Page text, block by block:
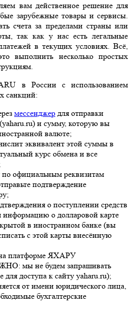
вам действенное решение для
зарубежные товары и сервисы.
счета за пределами страны или
так как у нас есть легальные
в текущих условиях. Всё,
выполнить несколько простых
в России с использованием
санкций:
мессенджер для отправки
и сумму, которую вы
валюте;
эквивалент этой суммы в
курс обмена и все
по официальным реквизитам
подтверждение
о поступлении средств
о долларовой карте
в иностранном банке (вы
с этой карты внесённую
платформе ЯХАРУ
мы не будем запрашивать
доступа к сайту yaharu.ru);
от имени юридического лица,
бухгалтерские